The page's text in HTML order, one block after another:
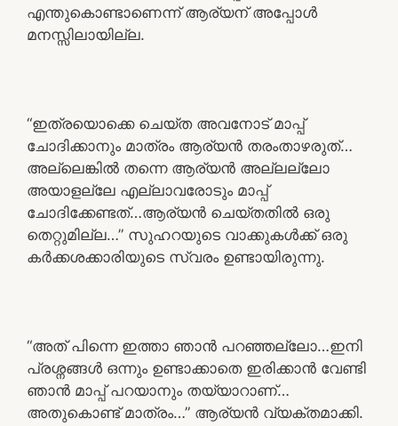
എന്തുകൊണ്ടാണെന്ന് ആര്യന് അപ്പോൾ
മനസ്സിലായില്ല.
“ഇത്രയൊക്കെ ചെയ്ത അവനോട് മാപ്പ്
ചോദിക്കാനും മാത്രം ആര്യൻ തരംതാഴരുത്…
അല്ലെങ്കിൽ തന്നെ ആര്യൻ അല്ലല്ലോ
അയാളല്ലേ എല്ലാവരോടും മാപ്പ്
ചോദിക്കേണ്ടത്…ആര്യൻ ചെയ്തതിൽ ഒരു
തെറ്റുമില്ല…” സുഹറയുടെ വാക്കുകൾക്ക് ഒരു
കർക്കശക്കാരിയുടെ സ്വരം ഉണ്ടായിരുന്നു.
“അത് പിന്നെ ഇത്താ ഞാൻ പറഞ്ഞല്ലോ…ഇനി
പ്രശ്നങ്ങൾ ഒന്നും ഉണ്ടാക്കാതെ ഇരിക്കാൻ വേണ്ടി
ഞാൻ മാപ്പ് പറയാനും തയ്യാറാണ്…
അതുകൊണ്ട് മാത്രം…” ആര്യൻ വ്യക്തമാക്കി.